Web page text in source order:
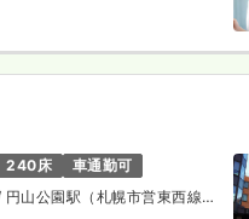
240床
車通勤可
円山公園駅（札幌市営東西線）